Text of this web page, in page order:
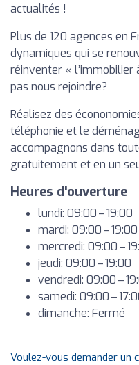
actualités !
Plus de 120 agences en
dynamiques qui se
réinventer « l’immobilier
pas nous rejoindre?
Réalisez des
téléphonie et le
accompagnons dans
gratuitement et en un
Heures d'ouverture
lundi: 09:00 – 19:00
mardi: 09:00 – 19:00
mercredi: 09:00 –
jeudi: 09:00 – 19:00
vendredi: 09:00 –
samedi: 09:00 –
dimanche: Fermé
Voulez-vous demander un